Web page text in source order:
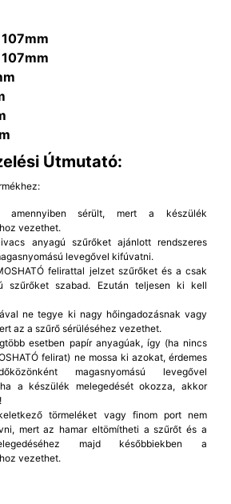
107mm
107mm
Útmutató:
amennyiben sérült, mert a készülék
vezethet.
anyagú szűrőket ajánlott rendszeres
levegővel kifúvatni.
felirattal jelzet szűrőket és a csak
szűrőket szabad. Ezután teljesen ki kell
ne tegye ki nagy hőingadozásnak vagy
az a szűrő sérüléséhez vezethet.
esetben papír anyagúak, így (ha nincs
felirat) ne mossa ki azokat, érdemes
magasnyomású levegővel
a készülék melegedését okozza, akkor
törmeléket vagy finom port nem
mert az hamar eltömítheti a szűrőt és a
majd későbbiekben a
vezethet.